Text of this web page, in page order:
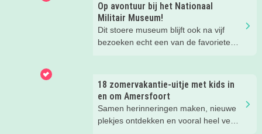
Op avontuur bij het Nationaal
Militair Museum!
Dit stoere museum blijft ook na vijf
bezoeken echt een van de favoriete
ze zo leuk vinden aan het NMM. ‘De
mega coole vliegtuigen overal’, ‘de
stormbaan buiten’, ‘de Xplore’ en het
'zelf in een mini-jeep rijden’. Voor ons
dus alle reden om nog een keer te
18 zomervakantie-uitje met kids in
en om Amersfoort
Samen herinneringen maken, nieuwe
plekjes ontdekken en vooral heel veel